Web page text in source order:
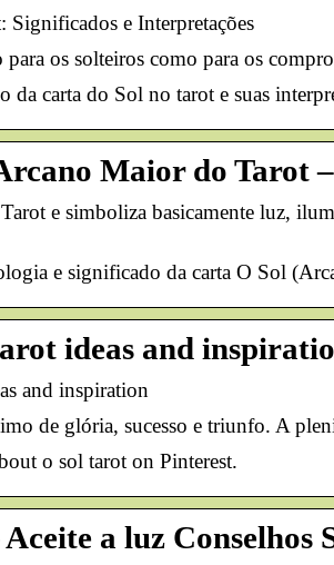
Significados e Interpretações
os solteiros como para os
da carta do Sol no tarot e suas
Maior do Tarot
e simboliza basicamente luz,
e significado da carta O Sol
ideas and
and inspiration
de glória, sucesso e triunfo. A
o sol tarot on Pinterest.
a luz Conselhos